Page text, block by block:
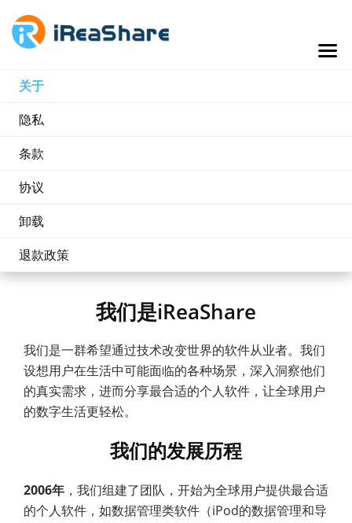
关于
隐私
条款
协议
卸载
退款政策
我们是iReaShare
我们是一群希望通过技术改变世界的软件从业者。我们
设想用户在生活中可能面临的各种场景，深入洞察他们
的真实需求，进而分享最合适的个人软件，让全球用户
的数字生活更轻松。
我们的发展历程
2006年 ，我们组建了团队，开始为全球用户提供最合适
的个人软件，如数据管理类软件（iPod的数据管理和导